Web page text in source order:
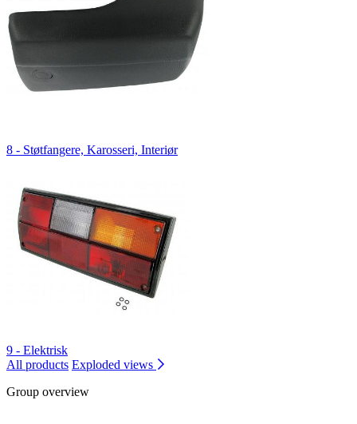
8 - Støtfangere, Karosseri, Interiør
9 - Elektrisk
All products Exploded views
Group overview